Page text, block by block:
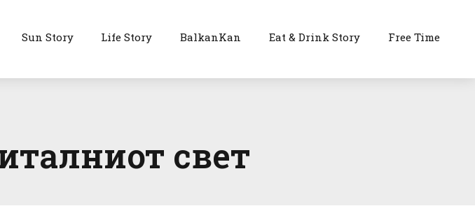
Sun Story Life Story BalkanKan Eat & Drink Story Free Time
свет